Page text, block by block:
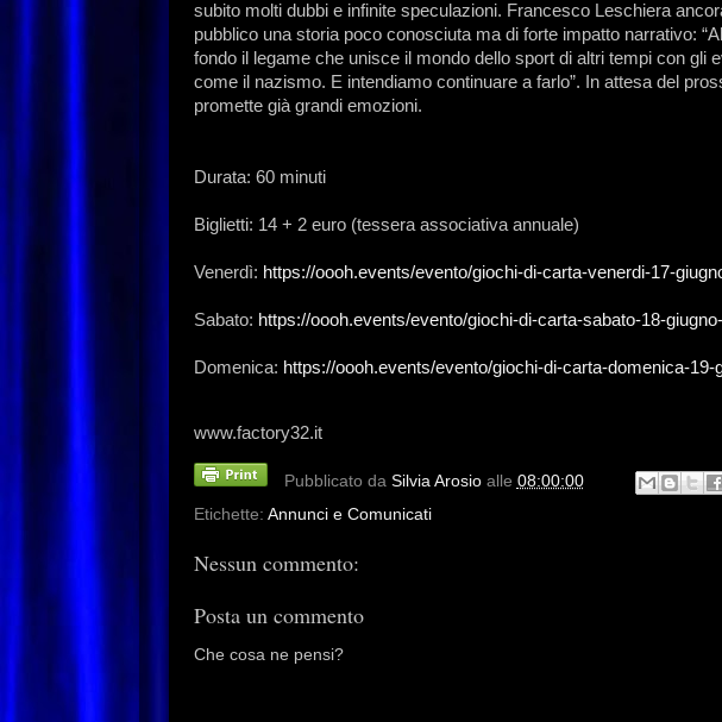
subito molti dubbi e infinite speculazioni. Francesco Leschiera
pubblico una storia poco conosciuta ma di forte impatto narrativo:
fondo il legame che unisce il mondo dello sport di altri tempi con gli
come il nazismo. E intendiamo continuare a farlo”. In attesa del
promette già grandi emozioni.
Durata: 60 minuti
Biglietti: 14 + 2 euro (tessera associativa annuale)
Venerdì: https://oooh.events/evento/giochi-di-carta-venerdi-17-
Sabato: https://oooh.events/evento/giochi-di-carta-sabato-18-
Domenica: https://oooh.events/evento/giochi-di-carta-domenica-19-
www.factory32.it
Pubblicato da Silvia Arosio alle 08:00:00
Etichette: Annunci e Comunicati
Nessun commento:
Posta un commento
Che cosa ne pensi?